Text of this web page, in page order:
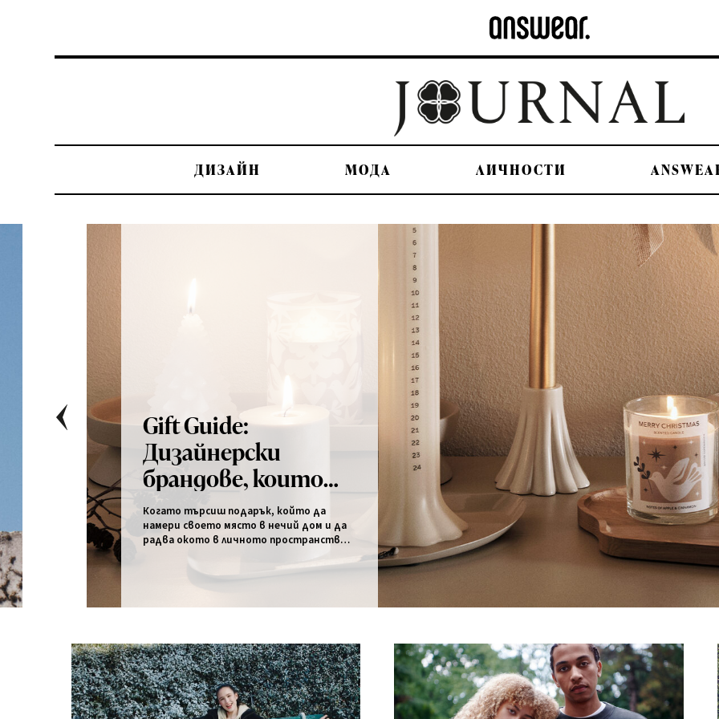
ДИЗАЙН МОДА ЛИЧНОСТИ
PREVIOUS
Gift Guide:
Дизайнерски
брандове, които
винаги носят
радост
Когато търсиш подарък, който да
намери своето място в нечий дом и да
радва окото в личното пространство,
функционалност и естетика.